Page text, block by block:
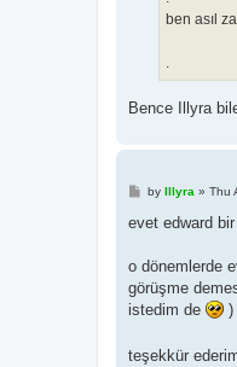
ben asıl
Bence Illyra
P
s
by Illyra» Thu
evet edward
o dönemlerde
görüşme
istedim de
)
teşekkür